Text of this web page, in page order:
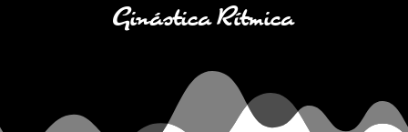
Ginástica Rítmica